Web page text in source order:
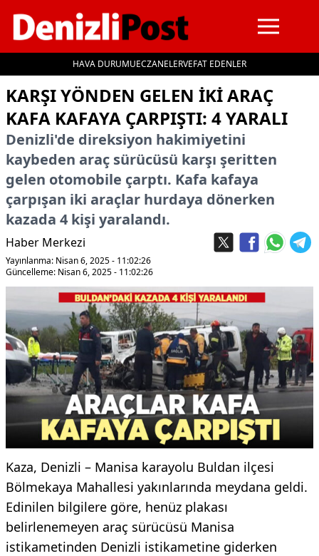
HAVA DURUMUECZANELERVEFAT EDENLER
KARŞI YÖNDEN GELEN IKI ARAÇ
KAFA KAFAYA ÇARPIŞTI: 4 YARALI
Denizli'de direksiyon hakimiyetini
kaybeden araç sürücüsü karşı şeritten
gelen otomobile çarptı. Kafa kafaya
çarpışan iki araçlar hurdaya dönerken
kazada 4 kişi yaralandı.
Haber Merkezi
Yayınlanma: Nisan 6, 2025 - 11:02:26
Güncelleme: Nisan 6, 2025 - 11:02:26
Kaza, Denizli – Manisa karayolu Buldan ilçesi
Bölmekaya Mahallesi yakınlarında meydana geldi.
Edinilen bilgilere göre, henüz plakası
belirlenemeyen araç sürücüsü Manisa
istikametinden Denizli istikametine giderken